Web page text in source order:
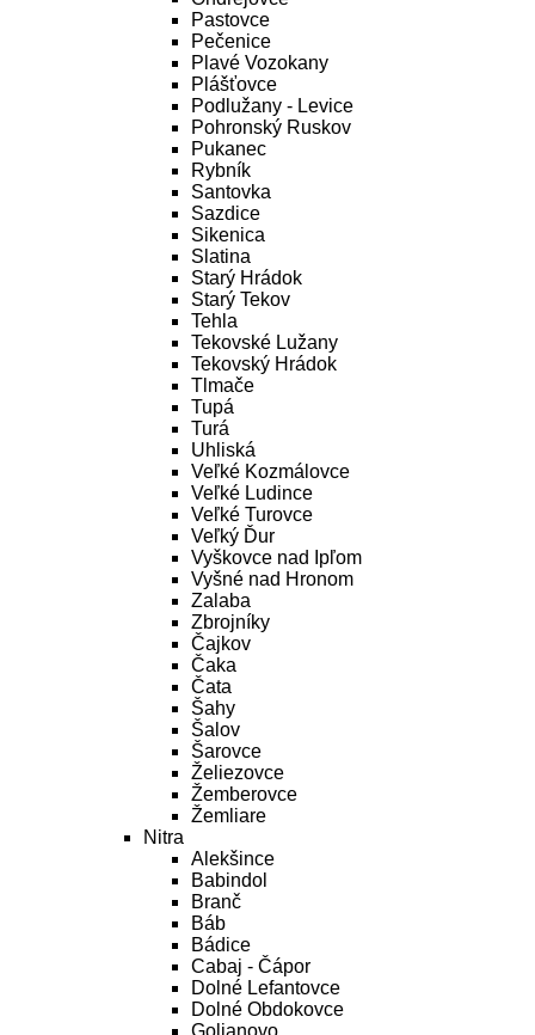
Pastovce
Pečenice
Plavé Vozokany
Plášťovce
Podlužany - Levice
Pohronský Ruskov
Pukanec
Rybník
Santovka
Sazdice
Sikenica
Slatina
Starý Hrádok
Starý Tekov
Tehla
Tekovské Lužany
Tekovský Hrádok
Tlmače
Tupá
Turá
Uhliská
Veľké Kozmálovce
Veľké Ludince
Veľké Turovce
Veľký Ďur
Vyškovce nad Ipľom
Vyšné nad Hronom
Zalaba
Zbrojníky
Čajkov
Čaka
Čata
Šahy
Šalov
Šarovce
Želiezovce
Žemberovce
Žemliare
Nitra
Alekšince
Babindol
Branč
Báb
Bádice
Cabaj - Čápor
Dolné Lefantovce
Dolné Obdokovce
Golianovo